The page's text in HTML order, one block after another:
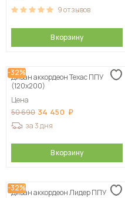
9отзывов
В корзину
-32%
Диван аккордеон Техас ППУ
(120х200)
Цена
50 690 34 450
за 3 дня
В корзину
-32%
Диван аккордеон Лидер ППУ